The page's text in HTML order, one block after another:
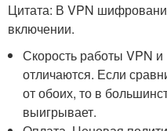
Цитата: В VPN
включении.
Скорость работы VPN
отличаются. Если
от обоих, то в
выигрывает.